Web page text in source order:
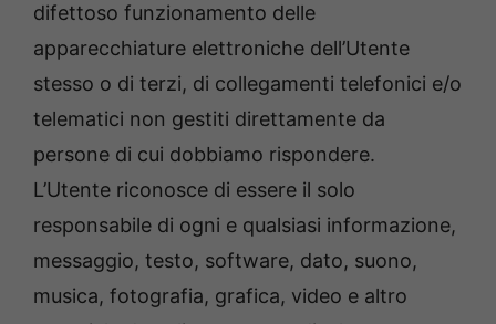
difettoso funzionamento delle
apparecchiature elettroniche dell’Utente
stesso o di terzi, di collegamenti telefonici e/o
telematici non gestiti direttamente da
persone di cui dobbiamo rispondere.
L’Utente riconosce di essere il solo
responsabile di ogni e qualsiasi informazione,
messaggio, testo, software, dato, suono,
musica, fotografia, grafica, video e altro